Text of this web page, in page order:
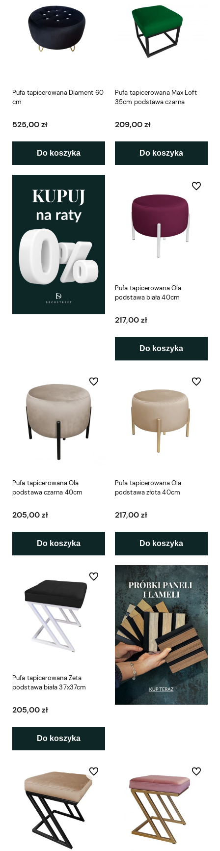
Pufa tapicerowana Diament 60
cm
525,00 zł
Do koszyka
Pufa tapicerowana Max Loft
35cm podstawa czarna
209,00 zł
Do koszyka
Pufa tapicerowana Ola
podstawa biała 40cm
217,00 zł
Do koszyka
Do
Pufa tapicerowana Ola
podstawa czarna 40cm
205,00 zł
Do koszyka
Do ulubionych
Pufa tapicerowana Ola
podstawa złota 40cm
217,00 zł
Do koszyka
Do
Pufa tapicerowana Zeta
podstawa biała 37x37cm
205,00 zł
Do koszyka
Do ulubionych
Do ulubionych Do